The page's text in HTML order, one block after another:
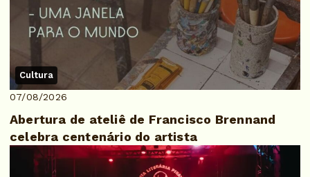
Cultura
07/08/2026
Abertura de ateliê de Francisco Brennand
celebra centenário do artista